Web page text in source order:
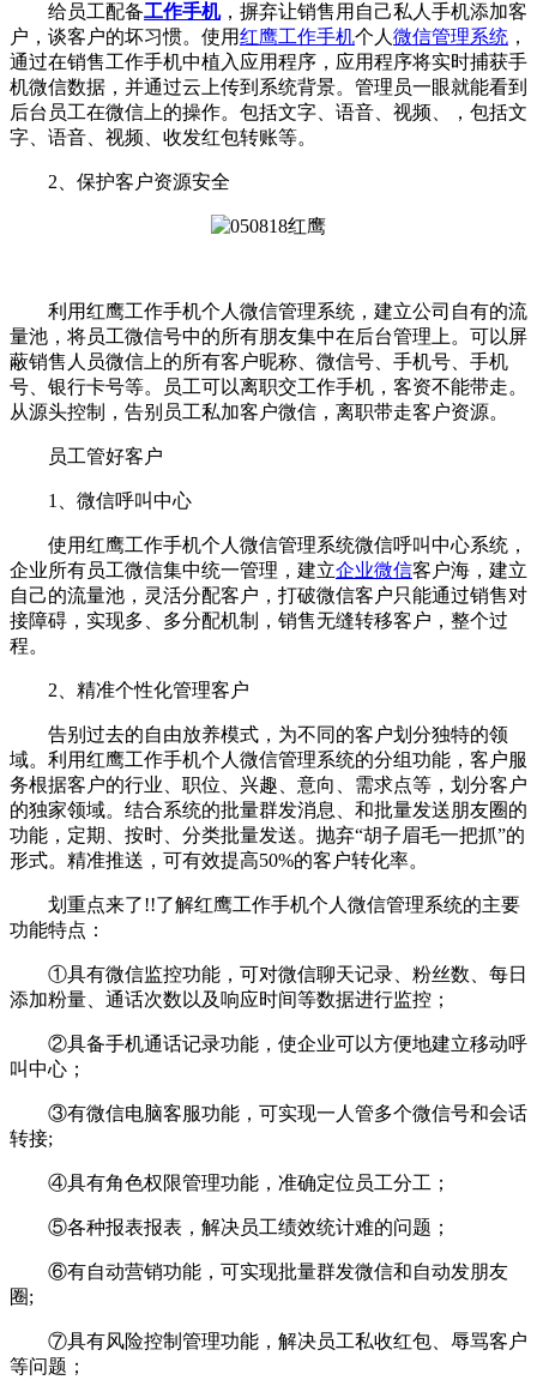
给员工配备工作手机，摒弃让销售用自己私人手机添加客
户，谈客户的坏习惯。使用红鹰工作手机个人 微信管理系统 ，
通过在销售工作手机中植入应用程序，应用程序将实时捕获手
机微信数据，并通过云上传到系统背景。管理员一眼就能看到
后台员工在微信上的操作。包括文字、语音、视频、，包括文
字、语音、视频、收发红包转账等。
2、保护客户资源安全
利用红鹰工作手机个人微信管理系统，建立公司自有的流
量池，将员工微信号中的所有朋友集中在后台管理上。可以屏
蔽销售人员微信上的所有客户昵称、微信号、手机号、手机
号、银行卡号等。员工可以离职交工作手机，客资不能带走。
从源头控制，告别员工私加客户微信，离职带走客户资源。
员工管好客户
1、微信呼叫中心
使用红鹰工作手机个人微信管理系统微信呼叫中心系统，
企业所有员工微信集中统一管理，建立企业微信客户海，建立
自己的流量池，灵活分配客户，打破微信客户只能通过销售对
接障碍，实现多、多分配机制，销售无缝转移客户，整个过
程。
2、精准个性化管理客户
告别过去的自由放养模式，为不同的客户划分独特的领
域。利用红鹰工作手机个人微信管理系统的分组功能，客户服
务根据客户的行业、职位、兴趣、意向、需求点等，划分客户
的独家领域。结合系统的批量群发消息、和批量发送朋友圈的
功能，定期、按时、分类批量发送。抛弃“胡子眉毛一把抓”的
形式。精准推送，可有效提高50%的客户转化率。
划重点来了!!了解红鹰工作手机个人微信管理系统的主要
功能特点：
①具有微信监控功能，可对微信聊天记录、粉丝数、每日
添加粉量、通话次数以及响应时间等数据进行监控；
②具备手机通话记录功能，使企业可以方便地建立移动呼
叫中心；
③有微信电脑客服功能，可实现一人管多个微信号和会话
转接;
④具有角色权限管理功能，准确定位员工分工；
⑤各种报表报表，解决员工绩效统计难的问题；
⑥有自动营销功能，可实现批量群发微信和自动发朋友
圈;
⑦具有风险控制管理功能，解决员工私收红包、辱骂客户
等问题；